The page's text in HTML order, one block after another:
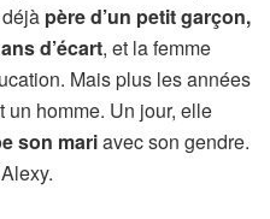
père d’un petit garçon,
d’écart, et la femme
Mais plus les années
homme. Un jour, elle
son mariavec son gendre.